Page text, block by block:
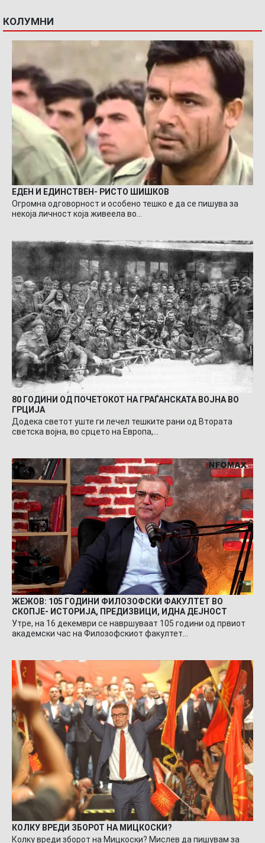
КОЛУМНИ
ЕДЕН И ЕДИНСТВЕН- РИСТО ШИШКОВ
Огромна одговорност и особено тешко е да се пишува за
некоја личност која живеела во…
80 ГОДИНИ ОД ПОЧЕТОКОТ НА ГРАЃАНСКАТА ВОЈНА ВО
ГРЦИЈА
Додека светот уште ги лечел тешките рани од Втората
светска војна, во срцето на Европа,…
ЖЕЖОВ: 105 ГОДИНИ ФИЛОЗОФСКИ ФАКУЛТЕТ ВО
СКОПЈЕ- ИСТОРИЈА, ПРЕДИЗВИЦИ, ИДНА ДЕЈНОСТ
Утре, на 16 декември се навршуваат 105 години од првиот
академски час на Филозофскиот факултет…
КОЛКУ ВРЕДИ ЗБОРОТ НА МИЦКОСКИ?
Колку вреди зборот на Мицкоски? Мислев да пишувам за